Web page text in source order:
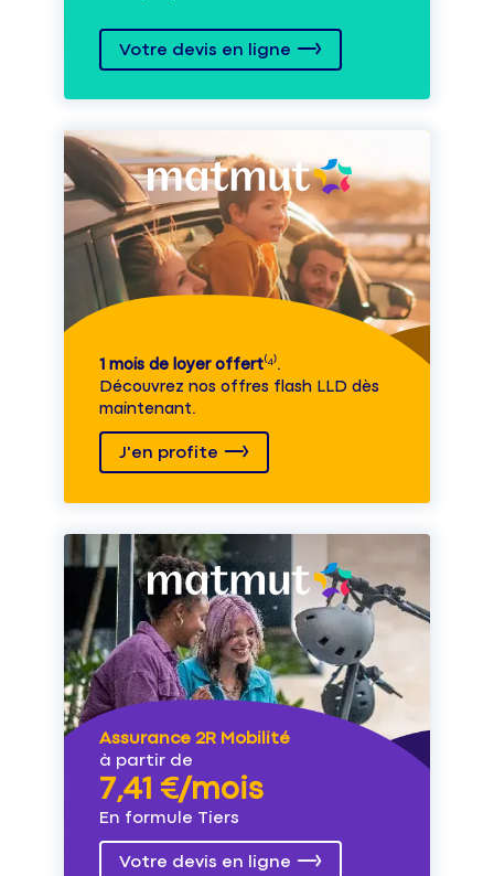
Votre devis en ligne
1 mois de loyer offert⁽⁴⁾.
Découvrez nos offres flash LLD dès
maintenant.
J'en profite
Assurance 2R Mobilité
à partir de
7,41 €/mois
En formule Tiers
Votre devis en ligne